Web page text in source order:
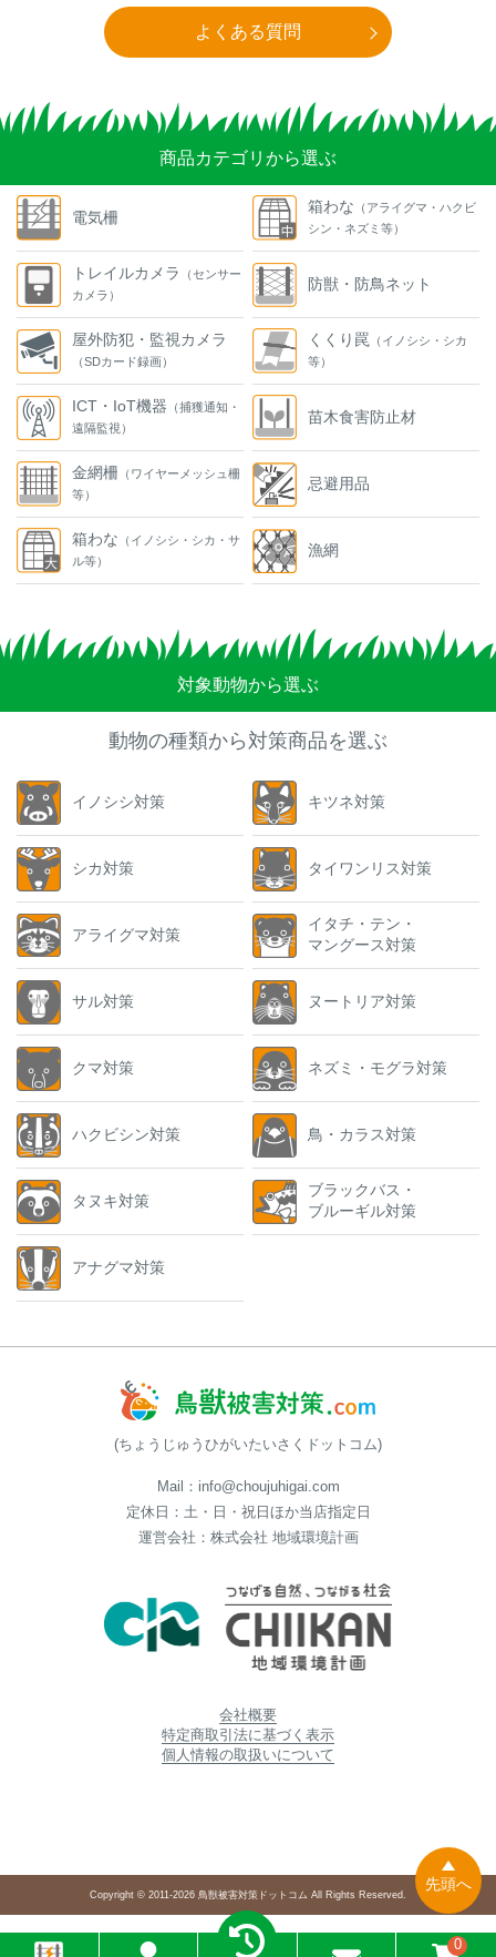
よくある質問
商品カテゴリから選ぶ
電気柵
トレイルカメラ
（センサー
カメラ）
屋外防犯・監視カメラ
（SDカード録画）
ICT・IoT機器 （捕獲通知・
遠隔監視）
金網柵 （ワイヤーメッシュ柵
等）
箱わな （イノシシ・シカ・サ
ル等）
箱わな （アライグマ・ハクビ
シン・ネズミ等）
防獣・防鳥ネット
くくり罠 （イノシシ・シカ
等）
苗木食害防止材
忌避用品
漁網
対象動物から選ぶ
動物の種類から対策商品を選ぶ
イノシシ対策
シカ対策
アライグマ対策
サル対策
クマ対策
ハクビシン対策
タヌキ対策
アナグマ対策
キツネ対策
タイワンリス対策
イタチ・テン・
マングース対策
ヌートリア対策
ネズミ・モグラ対策
鳥・カラス対策
ブラックバス・
ブルーギル対策
(ちょうじゅうひがいたいさくドットコム)
Mail：info@choujuhigai.com
定休日：土・日・祝日ほか当店指定日
運営会社：株式会社 地域環境計画
会社概要
特定商取引法に基づく表示
個人情報の取扱いについて
Copyright © 2011-2026 鳥獣被害対策ドットコム All Rights Reserved.
0
先頭へ